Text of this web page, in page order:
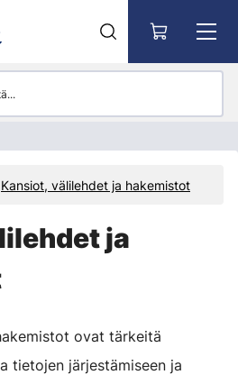
Kansiot, välilehdet ja hakemistot
ja
ovat tärkeitä
tietojen järjestämiseen ja